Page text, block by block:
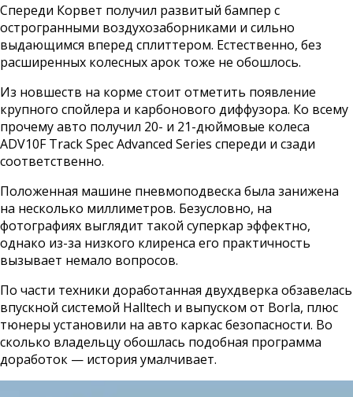
Спереди Корвет получил развитый бампер с
острогранными воздухозаборниками и сильно
выдающимся вперед сплиттером. Естественно, без
расширенных колесных арок тоже не обошлось.
Из новшеств на корме стоит отметить появление
крупного спойлера и карбонового диффузора. Ко всему
прочему авто получил 20- и 21-дюймовые колеса
ADV10F Track Spec Advanced Series спереди и сзади
соответственно.
Положенная машине пневмоподвеска была занижена
на несколько миллиметров. Безусловно, на
фотографиях выглядит такой суперкар эффектно,
однако из-за низкого клиренса его практичность
вызывает немало вопросов.
По части техники доработанная двухдверка обзавелась
впускной системой Halltech и выпуском от Borla, плюс
тюнеры установили на авто каркас безопасности. Во
сколько владельцу обошлась подобная программа
доработок — история умалчивает.